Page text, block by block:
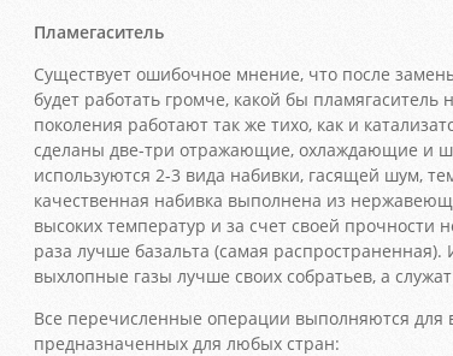
Пламегаситель
Существует ошибочное мнение, что после
будет работать громче, какой бы пламягаситель
поколения работают так же тихо, как и
сделаны две-три отражающие, охлаждающие и
используются 2-3 вида набивки, гасящей шум,
качественная набивка выполнена из
высоких температур и за счет своей
раза лучше базальта (самая
выхлопные газы лучше своих собратьев, а
Все перечисленные операции выполняются для
предназначенных для любых стран: